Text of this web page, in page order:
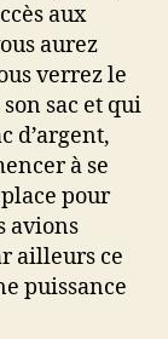
aux
aurez
verrez le
sac et qui
d’argent,
à se
pour
avions
ailleurs ce
puissance